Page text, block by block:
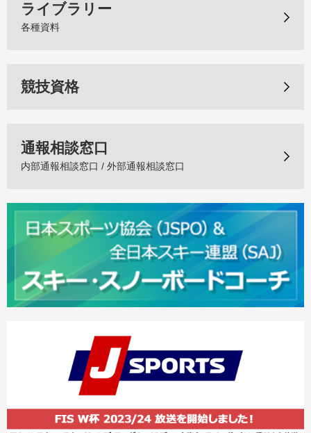
ライブラリー
各種資料
競技資格
通報相談窓口
内部通報相談窓口 / 外部通報相談窓口